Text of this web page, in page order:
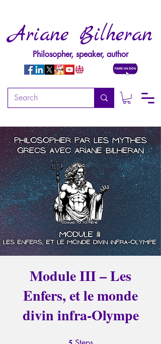
Ariane Bilheran
Philosopher, speaker, author
Module III – Les
Enfers, et le monde
divin infra-Olympe